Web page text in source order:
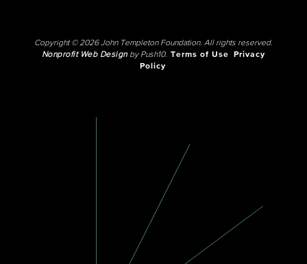
Copyright © 2026 John Templeton Foundation. All rights reserved.
Nonprofit Web Designby Push10. Terms of Use
Privacy
Policy